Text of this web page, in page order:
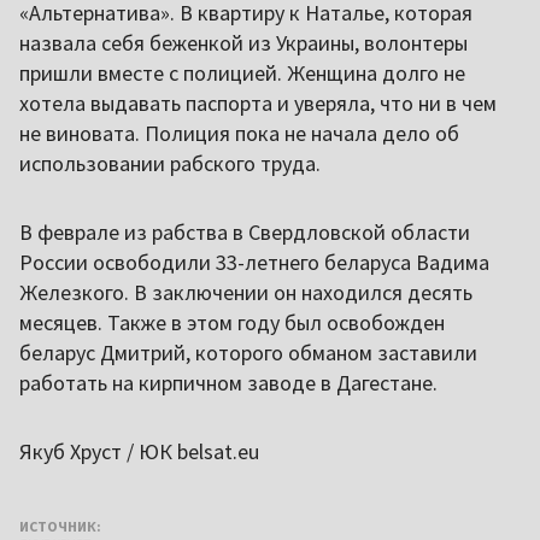
«Альтернатива». В квартиру к Наталье, которая
назвала себя беженкой из Украины, волонтеры
пришли вместе с полицией. Женщина долго не
хотела выдавать паспорта и уверяла, что ни в чем
не виновата. Полиция пока не начала дело об
использовании рабского труда.
В феврале из рабства в Свердловской области
России освободили 33-летнего беларуса Вадима
Железкого. В заключении он находился десять
месяцев. Также в этом году был освобожден
беларус Дмитрий, которого обманом заставили
работать на кирпичном заводе в Дагестане.
Якуб Хруст / ЮК belsat.eu
ИСТОЧНИК: